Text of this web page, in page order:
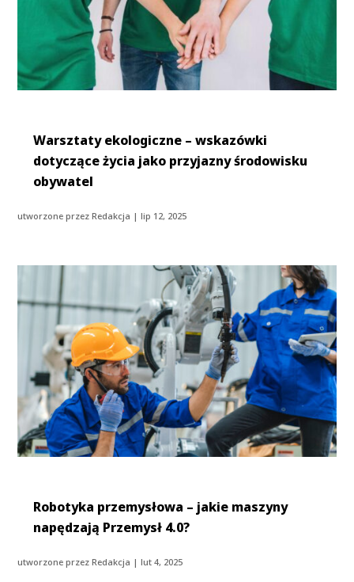
Warsztaty ekologiczne – wskazówki
dotyczące życia jako przyjazny środowisku
obywatel
utworzone przezRedakcja |lip 12, 2025
Robotyka przemysłowa – jakie maszyny
napędzają Przemysł 4.0?
utworzone przezRedakcja |lut 4, 2025